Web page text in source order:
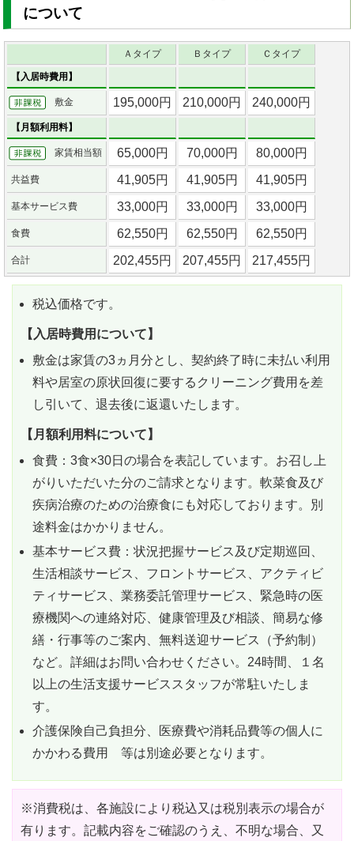
について
Ａタイプ Ｂタイプ Ｃタイプ
【入居時費用】
敷金 195,000円 210,000円 240,000円
【月額利用料】
家賃相当額 65,000円 70,000円 80,000円
共益費 41,905円 41,905円 41,905円
基本サービス費 33,000円 33,000円 33,000円
食費 62,550円 62,550円 62,550円
合計 202,455円 207,455円 217,455円
税込価格です。
【入居時費用について】
敷金は家賃の3ヵ月分とし、契約終了時に未払い利用
料や居室の原状回復に要するクリーニング費用を差
し引いて、退去後に返還いたします。
【月額利用料について】
食費：3食×30日の場合を表記しています。お召し上
がりいただいた分のご請求となります。軟菜食及び
疾病治療のための治療食にも対応しております。別
途料金はかかりません。
基本サービス費：状況把握サービス及び定期巡回、
生活相談サービス、フロントサービス、アクティビ
ティサービス、業務委託管理サービス、緊急時の医
療機関への連絡対応、健康管理及び相談、簡易な修
繕・行事等のご案内、無料送迎サービス（予約制）
など。詳細はお問い合わせください。24時間、１名
以上の生活支援サービススタッフが常駐いたしま
す。
介護保険自己負担分、医療費や消耗品費等の個人に
かかわる費用 等は別途必要となります。
※消費税は、各施設により税込又は税別表示の場合が
有ります。記載内容をご確認のうえ、不明な場合、又